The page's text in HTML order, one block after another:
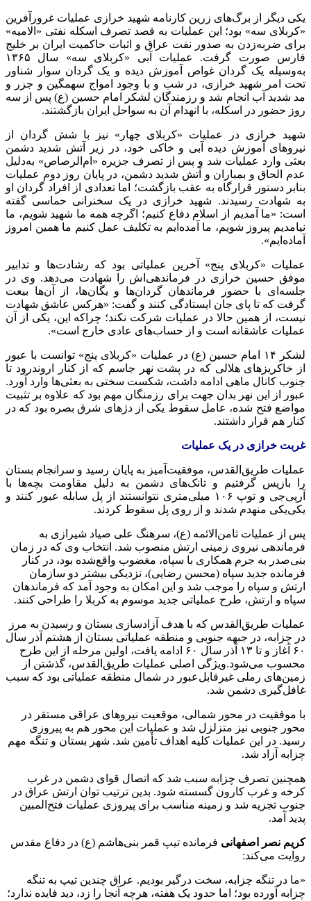
یکی دیگر از برگ‌های زرین کارنامه شهید خرازی عملیات غرورآفرین
«کربلای سه» بود؛ این عملیات به قصد تصرف اسکله نفتی «الامیه»
برای ضربه‌زدن به صدور نفت عراق و اثبات حاکمیت ایران بر خلیج
فارس صورت گرفت. عملیات آبی «کربلای سه» سال ۱۳۶۵
به‌وسیله یک گردان غواص آموزش دیده و یک گردان سوار شناور
تحت امر شهید خرازی، در شب و با وجود امواج سهمگین و جزر و
مد شدید آب انجام شد و رزمندگان لشکر امام حسین (ع) پس از سه
روز حضور در اسکله، با انهدام آن به سواحل ایران بازگشتند.
شهید خرازی در عملیات «کربلای چهار» نیز با شش گردان از
نیروهای آموزش دیده آبی و خاکی خود، در زیر آتش شدید دشمن
بعثی وارد عملیات شد و پس از تصرف جزیره «ام‌الرصاص» به‌دلیل
عدم الحاق و بمباران و آتش شدید دشمن، در پایان روز دوم عملیات
بنابر دستور قرارگاه به عقب بازگشت؛ اما تعدادی از افراد گردان او
به شهادت رسیدند. شهید خرازی در یک سخنرانی حماسی گفته
است: «ما آمدیم از اسلام دفاع کنیم؛ اگرچه همه ما شهید شویم، ما
نیامدیم پیروز شویم، ما آمده‌ایم به تکلیف عمل کنیم ما همین امروز
آماده‌ایم».
عملیات «کربلای پنج» آخرین عملیاتی بود که رشادت‌ها و تدابیر
موفق حسین خرازی در فرماندهی‌اش را شهادت می‌دهد. وی در
جلسه‌ای با حضور فرماندهان گردان‌ها و یگان‌ها، از آن‌ها بیعت
گرفت که تا پای جان ایستادگی کنند و گفت: «هرکس عاشق شهادت
نیست، از همین حالا در عملیات شرکت نکند؛ چراکه این، یکی از آن
عملیات عاشقانه است و از حساب‌های عادی خارج است».
لشکر ۱۴ امام حسین (ع) در عملیات «کربلای پنج» توانست با عبور
از خاکریزهای هلالی که در پشت نهر جاسم که از کنار اروندرود تا
جنوب کانال ماهی ادامه داشت، شکست سختی به بعثی‌ها وارد آورد.
عبور از این نهر بدان جهت برای رزمنگان مهم بود که علاوه بر تثبیت
مواضع فتح شده، عامل سقوط یکی از دژهای شرق بصره بود که در
کنار هم قرار داشتند.
غربت خرازی در یک عملیات
عملیات طریق‌القدس، موفقیت‌آمیز به پایان رسید و سرانجام بستان
را بازپس گرفتیم و تانک‌های دشمن به دلیل مقاومت بچه‌ها با
آرپی‌جی و توپ ۱۰۶ میلی‌متری نتوانستند از پل سابله عبور کنند و
یکی‌یکی منهدم شدند و از روی پل سقوط کردند.
پس از عملیات ثامن‌الائمه (ع)، سرهنگ علی صیاد شیرازی به
فرماندهی نیروی زمینی ارتش منصوب شد. انتخاب وی که در زمان
بنی‌صدر به جرم همکاری با سپاه، مغضوب واقع‌شده بود، در کنار
فرمانده جدید سپاه (محسن رضایی)، نزدیکی بیشتر دو سازمان
ارتش و سپاه را موجب شد و این امکان به وجود آمد که فرماندهان
سپاه و ارتش، طرح عملیاتی جدید موسوم به کربلا را طراحی کنند.
عملیات طریق‌القدس که با هدف آزادسازی بستان و رسیدن به مرز
در چزابه، در جبهه جنوبی و منطقه عملیاتی بستان از هشتم آذر سال
۶۰ آغاز و تا ۱۳ آذر سال ۶۰ ادامه یافت، اولین مرحله از این طرح
محسوب می‌شود.ویژگی اصلی عملیات طریق‌القدس، گذشتن از
زمین‌های رملی غیرقابل‌عبور در شمال منطقه عملیاتی بود که سبب
غافل‌گیری دشمن شد.
با موفقیت در محور شمالی، موقعیت نیروهای عراقی مستقر در
محور جنوبی نیز متزلزل شد و عملیات این محور هم به پیروزی
رسید. در این عملیات کلیه اهداف تأمین شد. شهر بستان و تنگه مهم
چزابه آزاد شد.
همچنین تصرف چزابه سبب شد که اتصال قوای دشمن در غرب
کرخه و غرب کارون گسسته شود. بدین ترتیب توان ارتش عراق در
جنوب تجزیه شد و زمینه مناسب برای پیروزی عملیات فتح‌المبین
پدید آمد.
کریم نصر اصفهانی فرمانده تیپ قمر بنی‌هاشم (ع) در دفاع مقدس
روایت می‌کند:
«ما در تنگه چزابه، سخت درگیر بودیم. عراق چندین تیپ به تنگه
چزابه آورده بود؛ اما حدود یک هفته، هرچه آنجا را زد، دید فایده ندارد؛